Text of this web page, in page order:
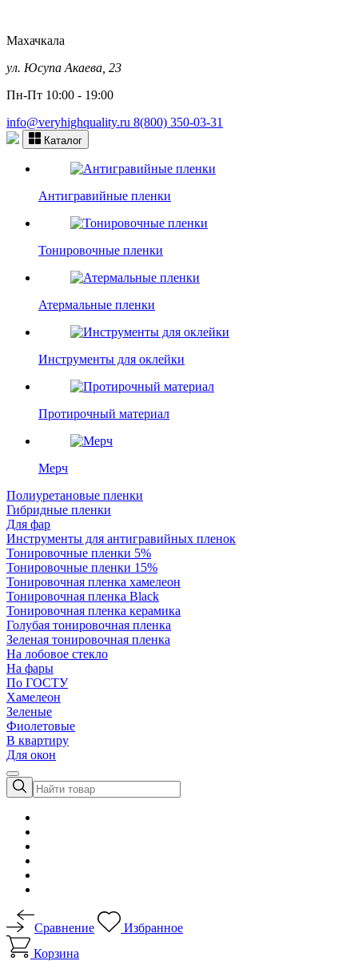
Махачкала
ул. Юсупа Акаева, 23
Пн-Пт 10:00 - 19:00
info@veryhighquality.ru 8(800) 350-03-31
Каталог
Антигравийные пленки
Тонировочные пленки
Атермальные пленки
Инструменты для оклейки
Протирочный материал
Мерч
Полиуретановые пленки
Гибридные пленки
Для фар
Инструменты для антигравийных пленок
Тонировочные пленки 5%
Тонировочные пленки 15%
Тонировочная пленка хамелеон
Тонировочная пленка Black
Тонировочная пленка керамика
Голубая тонировочная пленка
Зеленая тонировочная пленка
На лобовое стекло
На фары
По ГОСТУ
Хамелеон
Зеленые
Фиолетовые
В квартиру
Для окон
Сравнение
Избранное
Корзина